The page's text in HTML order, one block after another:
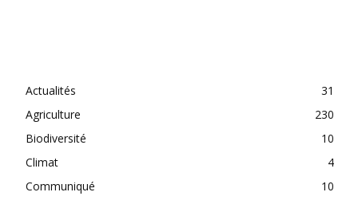
Actualités
31
Agriculture
230
Biodiversité
10
Climat
4
Communiqué
10